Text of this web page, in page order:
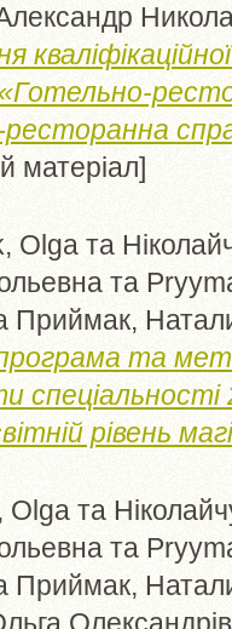
матеріал]
Olga та
та
Приймак,
та
рівень
Olga та
та
Приймак,